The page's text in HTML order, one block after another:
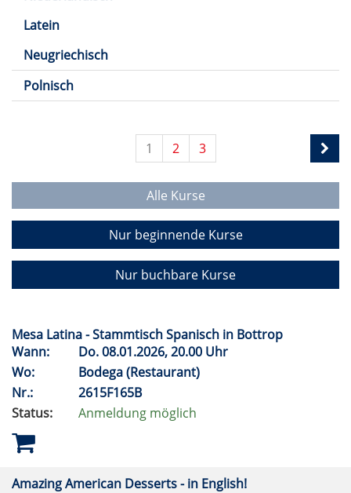
Latein
Neugriechisch
Polnisch
1 2 3
Alle Kurse
Nur beginnende Kurse
Nur buchbare Kurse
Mesa Latina - Stammtisch Spanisch in Bottrop
Wann:
Do.08.01.2026, 20.00 Uhr
Wo:
Bodega (Restaurant)
Nr.:
2615F165B
Status:
Anmeldung möglich
Amazing American Desserts - in English!